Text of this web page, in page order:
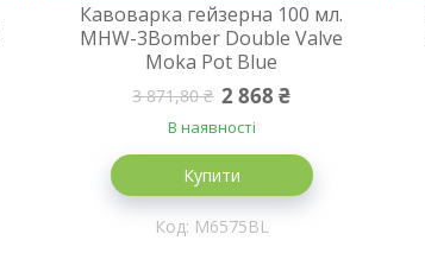
Кавоварка гейзерна 100 мл.
MHW-3Bomber Double Valve
Moka Pot Blue
3 871,80 ₴ 2 868 ₴
В наявності
Купити
M6575BL